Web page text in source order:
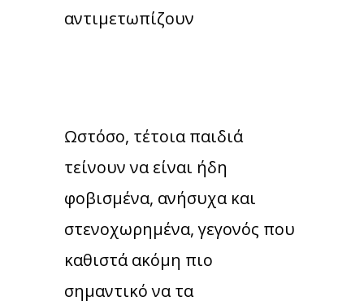
αντιμετωπίζουν
Ωστόσο, τέτοια παιδιά
τείνουν να είναι ήδη
φοβισμένα, ανήσυχα και
στενοχωρημένα, γεγονός που
καθιστά ακόμη πιο
σημαντικό να τα